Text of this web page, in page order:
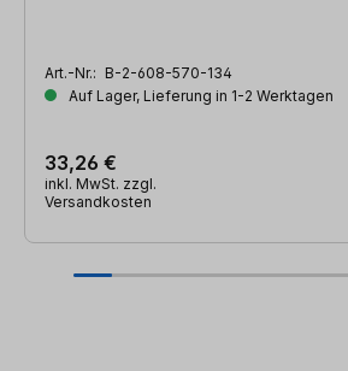
Art.-Nr.: B-2-608-570-134
Auf Lager, Lieferung in 1-2 Werktagen
33,26 €
inkl. MwSt. zzgl.
Versandkosten